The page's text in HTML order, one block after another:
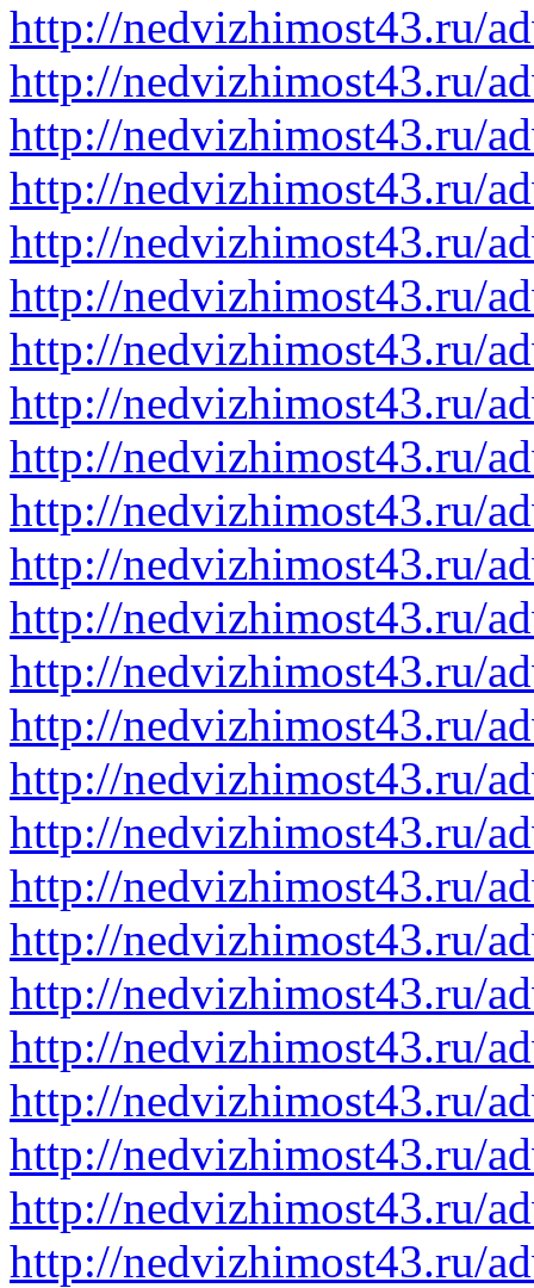
http://nedvizhimost43.ru/
http://nedvizhimost43.ru/
http://nedvizhimost43.ru/
http://nedvizhimost43.ru/
http://nedvizhimost43.ru/
http://nedvizhimost43.ru/
http://nedvizhimost43.ru/
http://nedvizhimost43.ru/
http://nedvizhimost43.ru/
http://nedvizhimost43.ru/
http://nedvizhimost43.ru/
http://nedvizhimost43.ru/
http://nedvizhimost43.ru/
http://nedvizhimost43.ru/
http://nedvizhimost43.ru/
http://nedvizhimost43.ru/
http://nedvizhimost43.ru/
http://nedvizhimost43.ru/
http://nedvizhimost43.ru/
http://nedvizhimost43.ru/
http://nedvizhimost43.ru/
http://nedvizhimost43.ru/
http://nedvizhimost43.ru/
http://nedvizhimost43.ru/